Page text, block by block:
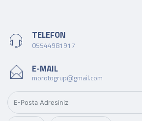
TELEFON
05544981917
E-MAIL
morotogrup@gmail.com